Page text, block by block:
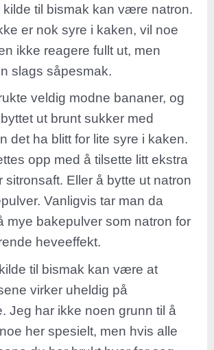
kilde til bismak kan være natron.
er nok syre i kaken, vil noe
ikke reagere fullt ut, men
slags såpesmak.
veldig modne bananer, og
ut brunt sukker med
det ha blitt for lite syre i kaken.
opp med å tilsette litt ekstra
sitronsaft. Eller å bytte ut natron
Vanligvis tar man da
mye bakepulver som natron for
heveeffekt.
til bismak kan være at
virker uheldig på
Jeg har ikke noen grunn til å
her spesielt, men hvis alle